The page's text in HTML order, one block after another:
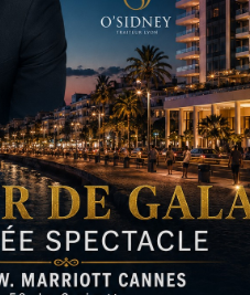
cher
minute pas cher du tout !